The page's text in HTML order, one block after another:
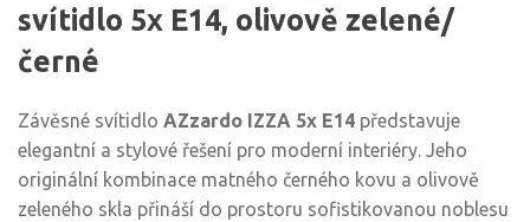
svítidlo 5x E14, olivově zelené/
černé
Závěsné svítidlo AZzardo IZZA 5x E14 představuje
elegantní a stylové řešení pro moderní interiéry. Jeho
originální kombinace matného černého kovu a olivově
zeleného skla přináší do prostoru sofistikovanou noblesu